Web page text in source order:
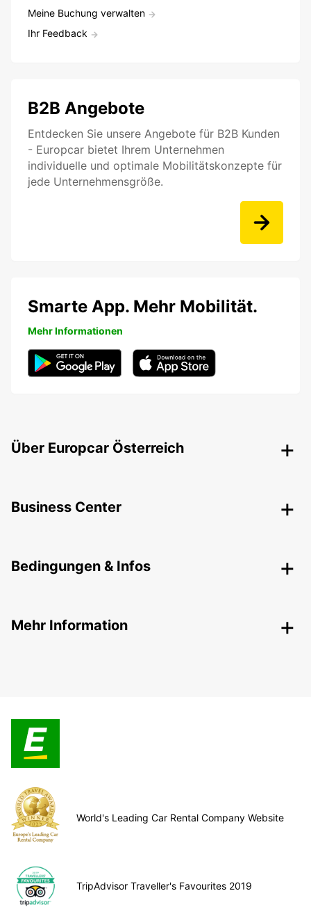
Meine Buchung verwalten
Ihr Feedback
B2B Angebote
Entdecken Sie unsere Angebote für B2B Kunden
- Europcar bietet Ihrem Unternehmen
individuelle und optimale Mobilitätskonzepte für
jede Unternehmensgröße.
Smarte App. Mehr Mobilität.
Mehr Informationen
Über Europcar Österreich
Business Center
Bedingungen & Infos
Mehr Information
World's Leading Car Rental Company Website
TripAdvisor Traveller's Favourites 2019